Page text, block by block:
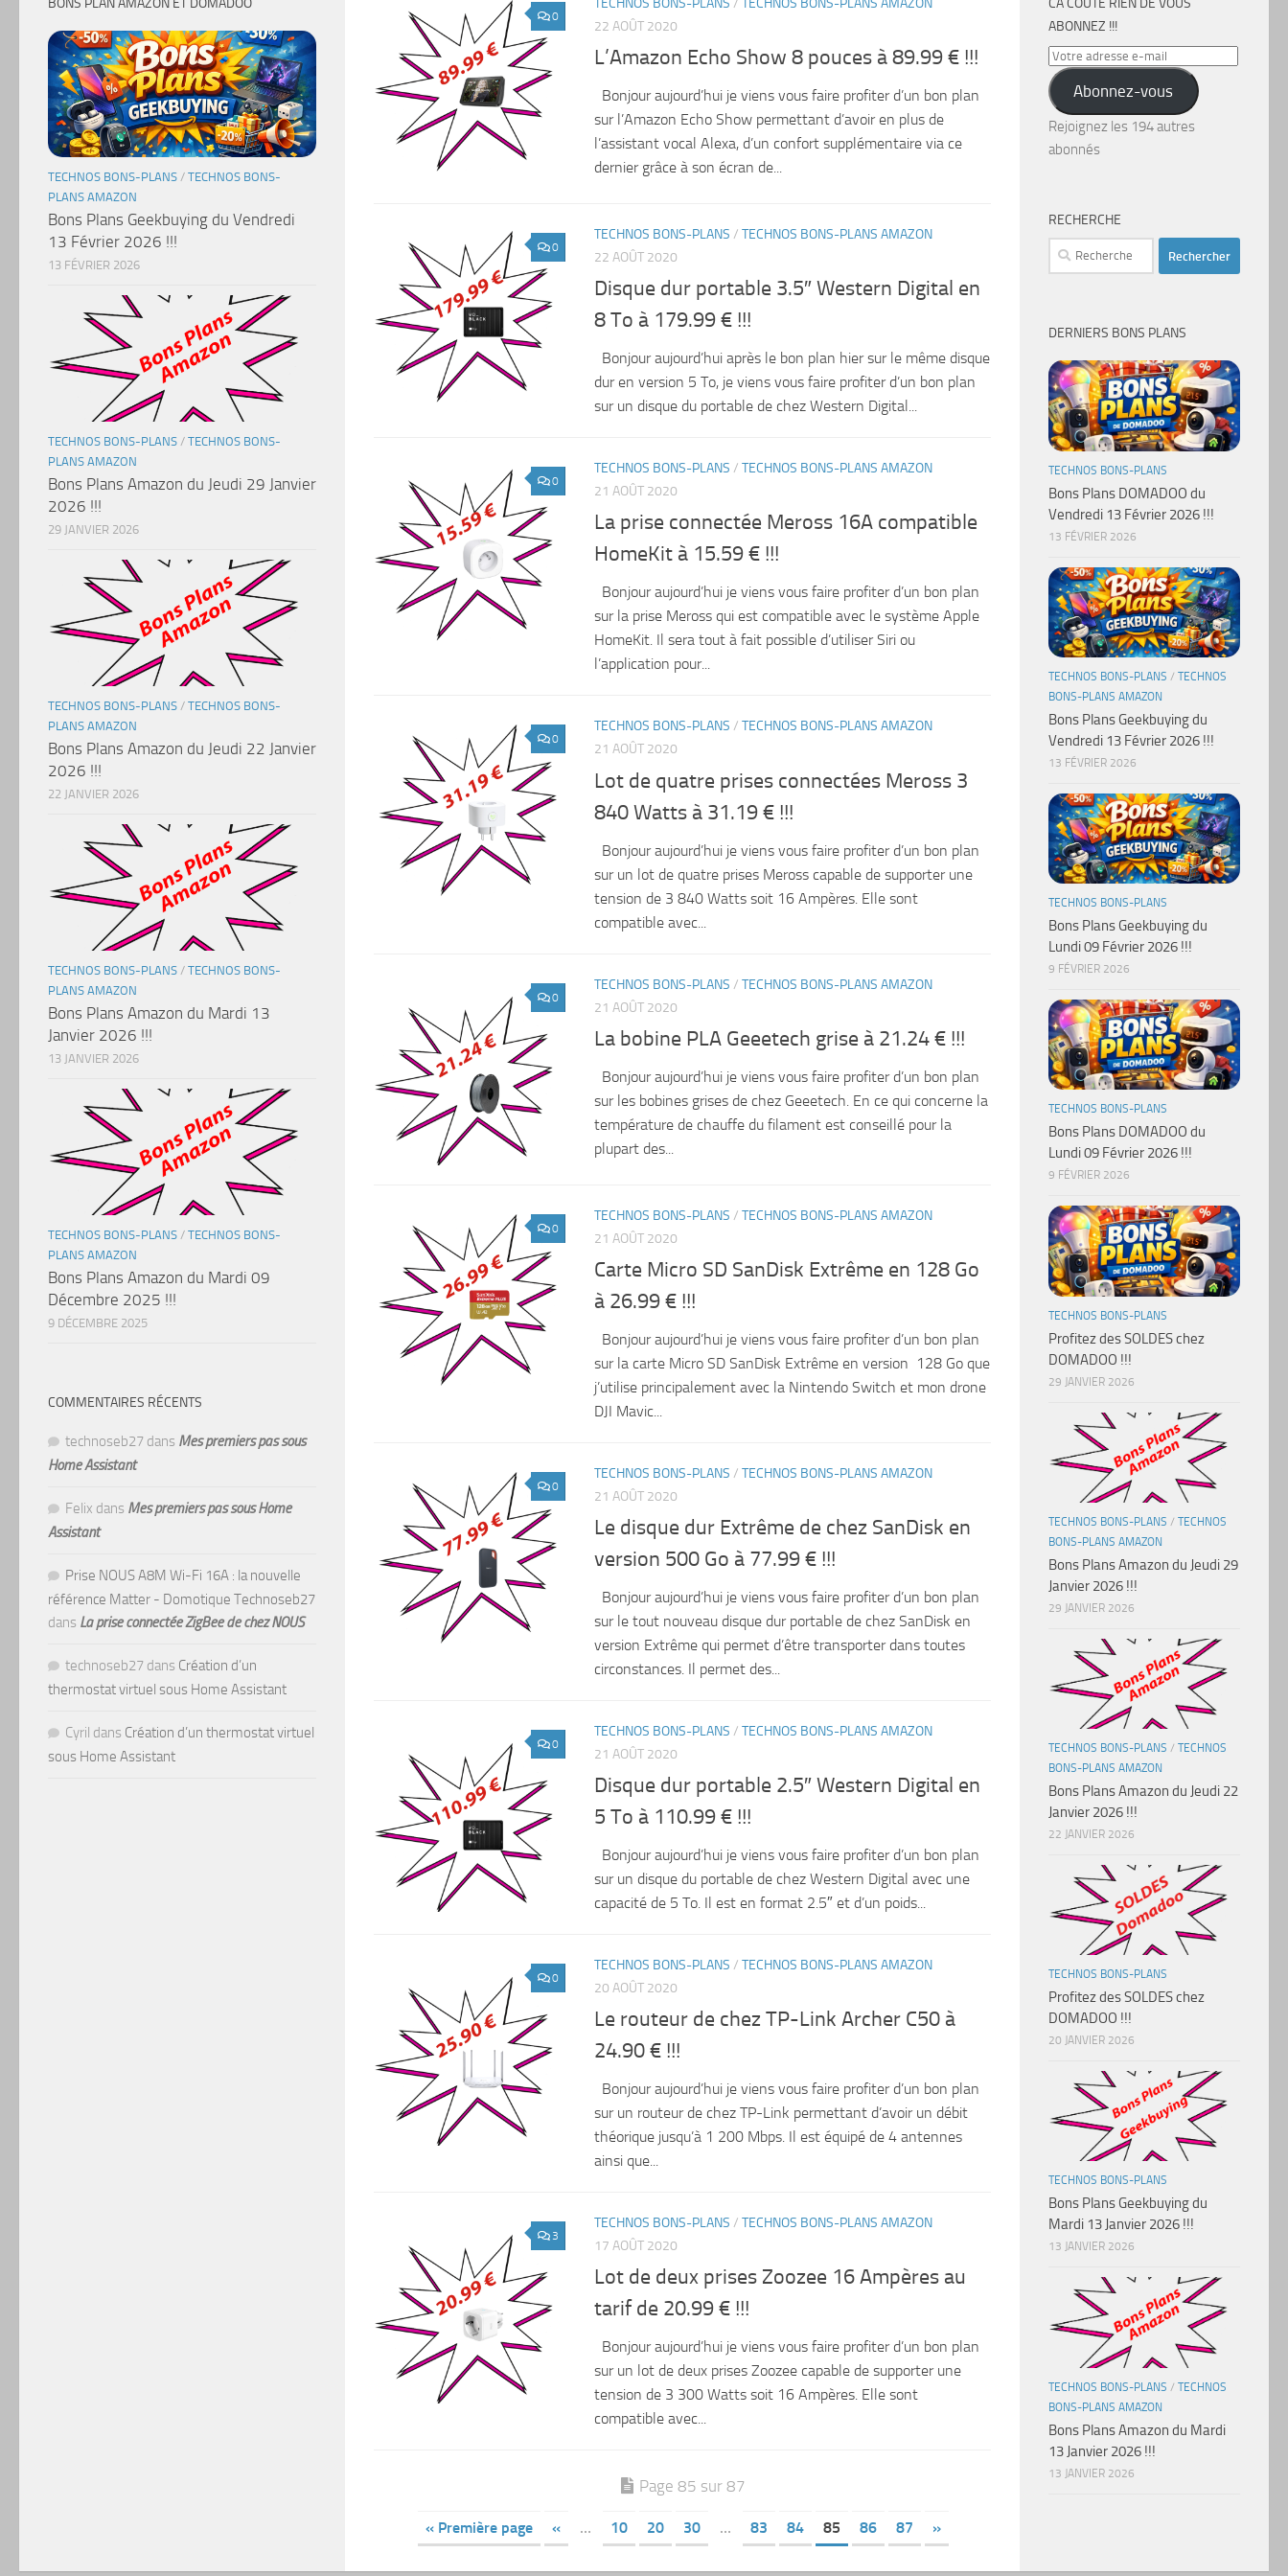
0
TECHNOS BONS-PLANS / TECHNOS BONS-PLANS AMAZON
22 AOÛT 2020
L’Amazon Echo Show 8 pouces à 89.99 € !!!
Bonjour aujourd’hui je viens vous faire profiter d’un bon plan
sur l’Amazon Echo Show permettant d’avoir en plus de
l’assistant vocal Alexa, d’un confort supplémentaire via ce
dernier grâce à son écran de...
0
TECHNOS BONS-PLANS / TECHNOS BONS-PLANS AMAZON
22 AOÛT 2020
Disque dur portable 3.5″ Western Digital en
8 To à 179.99 € !!!
Bonjour aujourd’hui après le bon plan hier sur le même disque
dur en version 5 To, je viens vous faire profiter d’un bon plan
sur un disque du portable de chez Western Digital...
0
TECHNOS BONS-PLANS / TECHNOS BONS-PLANS AMAZON
21 AOÛT 2020
La prise connectée Meross 16A compatible
HomeKit à 15.59 € !!!
Bonjour aujourd’hui je viens vous faire profiter d’un bon plan
sur la prise Meross qui est compatible avec le système Apple
HomeKit. Il sera tout à fait possible d’utiliser Siri ou
l’application pour...
0
TECHNOS BONS-PLANS / TECHNOS BONS-PLANS AMAZON
21 AOÛT 2020
Lot de quatre prises connectées Meross 3
840 Watts à 31.19 € !!!
Bonjour aujourd’hui je viens vous faire profiter d’un bon plan
sur un lot de quatre prises Meross capable de supporter une
tension de 3 840 Watts soit 16 Ampères. Elle sont
compatible avec...
0
TECHNOS BONS-PLANS / TECHNOS BONS-PLANS AMAZON
21 AOÛT 2020
La bobine PLA Geeetech grise à 21.24 € !!!
Bonjour aujourd’hui je viens vous faire profiter d’un bon plan
sur les bobines grises de chez Geeetech. En ce qui concerne la
température de chauffe du filament est conseillé pour la
plupart des...
0
TECHNOS BONS-PLANS / TECHNOS BONS-PLANS AMAZON
21 AOÛT 2020
Carte Micro SD SanDisk Extrême en 128 Go
à 26.99 € !!!
Bonjour aujourd’hui je viens vous faire profiter d’un bon plan
sur la carte Micro SD SanDisk Extrême en version 128 Go que
j’utilise principalement avec la Nintendo Switch et mon drone
DJI Mavic...
0
TECHNOS BONS-PLANS / TECHNOS BONS-PLANS AMAZON
21 AOÛT 2020
Le disque dur Extrême de chez SanDisk en
version 500 Go à 77.99 € !!!
Bonjour aujourd’hui je viens vous faire profiter d’un bon plan
sur le tout nouveau disque dur portable de chez SanDisk en
version Extrême qui permet d’être transporter dans toutes
circonstances. Il permet des...
0
TECHNOS BONS-PLANS / TECHNOS BONS-PLANS AMAZON
21 AOÛT 2020
Disque dur portable 2.5″ Western Digital en
5 To à 110.99 € !!!
Bonjour aujourd’hui je viens vous faire profiter d’un bon plan
sur un disque du portable de chez Western Digital avec une
capacité de 5 To. Il est en format 2.5″ et d’un poids...
0
TECHNOS BONS-PLANS / TECHNOS BONS-PLANS AMAZON
20 AOÛT 2020
Le routeur de chez TP-Link Archer C50 à
24.90 € !!!
Bonjour aujourd’hui je viens vous faire profiter d’un bon plan
sur un routeur de chez TP-Link permettant d’avoir un débit
théorique jusqu’à 1 200 Mbps. Il est équipé de 4 antennes
ainsi que...
3
TECHNOS BONS-PLANS / TECHNOS BONS-PLANS AMAZON
17 AOÛT 2020
Lot de deux prises Zoozee 16 Ampères au
tarif de 20.99 € !!!
Bonjour aujourd’hui je viens vous faire profiter d’un bon plan
sur un lot de deux prises Zoozee capable de supporter une
tension de 3 300 Watts soit 16 Ampères. Elle sont
compatible avec...
Page 85 sur 87
« Première page « … 10 20 30 … 83 84 85 86 87 »
BONS PLAN AMAZON ET DOMADOO
TECHNOS BONS-PLANS / TECHNOS BONS-
PLANS AMAZON
Bons Plans Geekbuying du Vendredi
13 Février 2026 !!!
13 FÉVRIER 2026
TECHNOS BONS-PLANS / TECHNOS BONS-
PLANS AMAZON
Bons Plans Amazon du Jeudi 29 Janvier
2026 !!!
29 JANVIER 2026
TECHNOS BONS-PLANS / TECHNOS BONS-
PLANS AMAZON
Bons Plans Amazon du Jeudi 22 Janvier
2026 !!!
22 JANVIER 2026
TECHNOS BONS-PLANS / TECHNOS BONS-
PLANS AMAZON
Bons Plans Amazon du Mardi 13
Janvier 2026 !!!
13 JANVIER 2026
TECHNOS BONS-PLANS / TECHNOS BONS-
PLANS AMAZON
Bons Plans Amazon du Mardi 09
Décembre 2025 !!!
9 DÉCEMBRE 2025
COMMENTAIRES RÉCENTS
technoseb27 dans Mes premiers pas sous
Home Assistant
Felix dans Mes premiers pas sous Home
Assistant
Prise NOUS A8M Wi-Fi 16A : la nouvelle
référence Matter - Domotique Technoseb27
dans La prise connectée ZigBee de chez NOUS
technoseb27 dans Création d’un
thermostat virtuel sous Home Assistant
Cyril dans Création d’un thermostat virtuel
sous Home Assistant
CA COÛTE RIEN DE VOUS
ABONNEZ !!!
Votre
adresse
e-
mail
Abonnez-vous
Rejoignez les 194 autres
abonnés
RECHERCHE
Rechercher :
DERNIERS BONS PLANS
TECHNOS BONS-PLANS
Bons Plans DOMADOO du
Vendredi 13 Février 2026 !!!
13 FÉVRIER 2026
TECHNOS BONS-PLANS / TECHNOS
BONS-PLANS AMAZON
Bons Plans Geekbuying du
Vendredi 13 Février 2026 !!!
13 FÉVRIER 2026
TECHNOS BONS-PLANS
Bons Plans Geekbuying du
Lundi 09 Février 2026 !!!
9 FÉVRIER 2026
TECHNOS BONS-PLANS
Bons Plans DOMADOO du
Lundi 09 Février 2026 !!!
9 FÉVRIER 2026
TECHNOS BONS-PLANS
Profitez des SOLDES chez
DOMADOO !!!
29 JANVIER 2026
TECHNOS BONS-PLANS / TECHNOS
BONS-PLANS AMAZON
Bons Plans Amazon du Jeudi 29
Janvier 2026 !!!
29 JANVIER 2026
TECHNOS BONS-PLANS / TECHNOS
BONS-PLANS AMAZON
Bons Plans Amazon du Jeudi 22
Janvier 2026 !!!
22 JANVIER 2026
TECHNOS BONS-PLANS
Profitez des SOLDES chez
DOMADOO !!!
20 JANVIER 2026
TECHNOS BONS-PLANS
Bons Plans Geekbuying du
Mardi 13 Janvier 2026 !!!
13 JANVIER 2026
TECHNOS BONS-PLANS / TECHNOS
BONS-PLANS AMAZON
Bons Plans Amazon du Mardi
13 Janvier 2026 !!!
13 JANVIER 2026